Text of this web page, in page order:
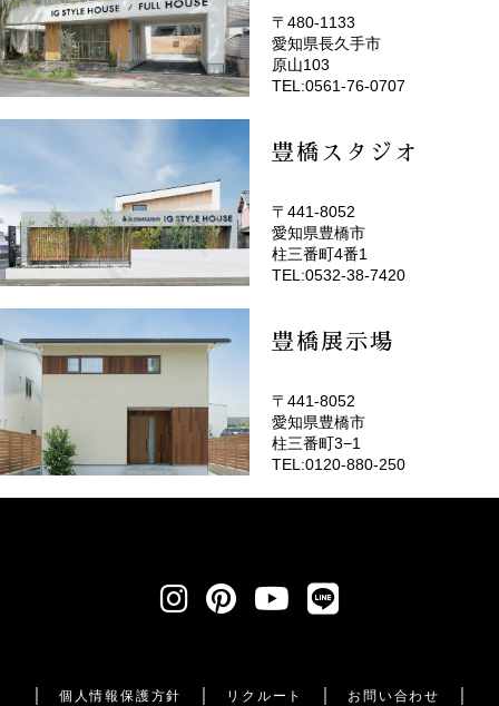
(EMOTOP名古屋)
〒480-1133
愛知県長久手市
原山103
TEL:0561-76-0707
豊橋スタジオ
(EMOTOP豊橋)
〒441-8052
愛知県豊橋市
柱三番町4番1
TEL:0532-38-7420
豊橋展示場
〒441-8052
愛知県豊橋市
柱三番町3−1
TEL:0120-880-250
個人情報保護方針 リクルート
お問い合わせ